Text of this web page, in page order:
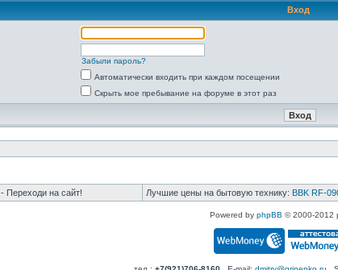
Вход
Забыли пароль?
Автоматически входить при каждом посещении
Скрыть мое пребывание на форуме в этот раз
- Переходи на сайт! Лучшие цены на бытовую технику: BBK RF-
Powered by phpBB © 2000-2012